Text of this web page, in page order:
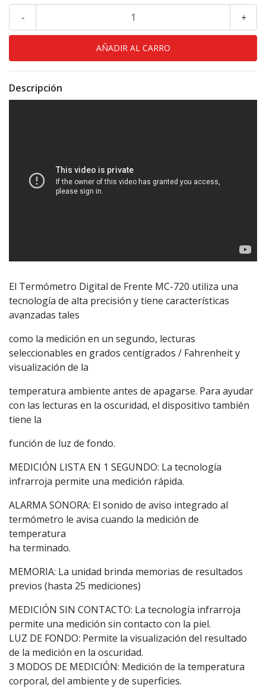
+
-
Descripción
El Termómetro Digital de Frente MC-720 utiliza una
tecnología de alta precisión y tiene características
avanzadas tales
como la medición en un segundo, lecturas
seleccionables en grados centígrados / Fahrenheit y
visualización de la
temperatura ambiente antes de apagarse. Para ayudar
con las lecturas en la oscuridad, el dispositivo también
tiene la
función de luz de fondo.
MEDICIÓN LISTA EN 1 SEGUNDO: La tecnología
infrarroja permite una medición rápida.
ALARMA SONORA: El sonido de aviso integrado al
termómetro le avisa cuando la medición de
temperatura
ha terminado.
MEMORIA: La unidad brinda memorias de resultados
previos (hasta 25 mediciones)
MEDICIÓN SIN CONTACTO: La tecnología infrarroja
permite una medición sin contacto con la piel.
LUZ DE FONDO: Permite la visualización del resultado
de la medición en la oscuridad.
3 MODOS DE MEDICIÓN: Medición de la temperatura
corporal, del ambiente y de superficies.